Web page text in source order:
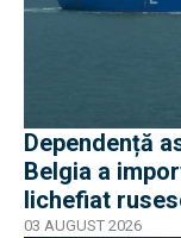
Dependență
Belgia a
lichefiat
03 AUGUST 2026